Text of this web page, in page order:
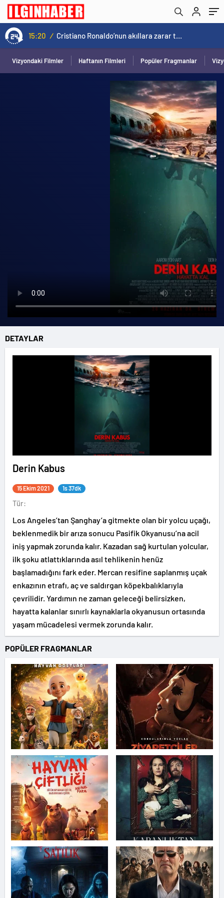
15:20 / Cristiano Ronaldo’nun akıllara zarar tüm kariyerinin istatistiğini çıkardık !
Vizyondaki Filmler Haftanın Filmleri Popüler Fragmanlar
DETAYLAR
Derin Kabus
15 Ekim 2021 1s 37dk
Tür:
Los Angeles’tan Şanghay’a gitmekte olan bir yolcu uçağı,
beklenmedik bir arıza sonucu Pasifik Okyanusu’na acil
iniş yapmak zorunda kalır. Kazadan sağ kurtulan yolcular,
ilk şoku atlattıklarında asıl tehlikenin henüz
başlamadığını fark eder. Mercan resifine saplanmış uçak
enkazının etrafı, aç ve saldırgan köpekbalıklarıyla
çevrilidir. Yardımın ne zaman geleceği belirsizken,
hayatta kalanlar sınırlı kaynaklarla okyanusun ortasında
yaşam mücadelesi vermek zorunda kalır.
POPÜLER FRAGMANLAR